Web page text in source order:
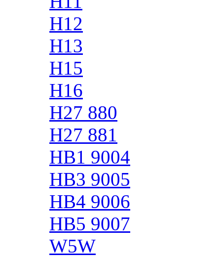
H12
H13
H15
H16
H27 880
H27 881
HB1 9004
HB3 9005
HB4 9006
HB5 9007
W5W